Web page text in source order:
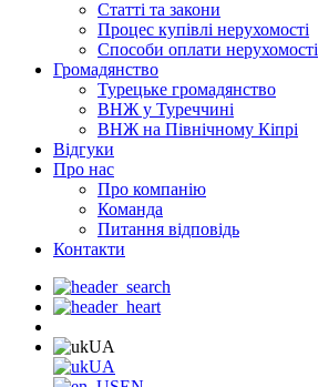
Статті та закони
Процес купівлі нерухомості
Способи оплати нерухомості
Громадянство
Турецьке громадянство
ВНЖ у Туреччині
ВНЖ на Північному Кіпрі
Відгуки
Про нас
Про компанію
Команда
Питання відповідь
Контакти
UA
UA